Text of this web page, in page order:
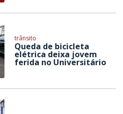
trânsito
Queda de bicicleta
elétrica deixa jovem
ferida no Universitário